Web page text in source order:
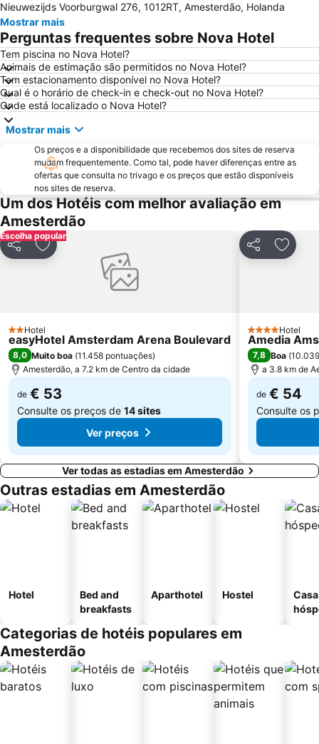
Anne Frank Museum
Utrecht Centraal Station
Sloterdijk
Leidseplein
Van Gogh Museum
Oud-Zuid
Jaarbeurs Utrecht
Haven Amsterdam
Stadium Galgenwaard
Cruzeiros Internacionais pelos Canais da Holanda
Grachtengordel
Amsterdam Museum
Noord
Zandvoort Beach
Oud-West
Oost
Bijlmer ArenA Metro Station
Zaanse Schans
Mercado das flores
Haarlemmerstraat
De Wallen - o Bairro da Luz Vermelha
Geuzenveld-Slotermeer
Zuidoost
Hoofddorp center
Bloemencorso Bollenstreek
Madame Tussauds Amsterdam
Mercatorplein Metro Station
Melkweg
Seventeenth-century canal ring area of Amsterdam inside the Singelgracht
Nieuwezijds Voorburgwal 276, 1012RT, Amesterdão, Holanda
Mostrar mais
Perguntas frequentes sobre Nova Hotel
Tem piscina no Nova Hotel?
Animais de estimação são permitidos no Nova Hotel?
Tem estacionamento disponível no Nova Hotel?
Qual é o horário de check-in e check-out no Nova Hotel?
Onde está localizado o Nova Hotel?
Mostrar mais
Os preços e a disponibilidade que recebemos dos sites de reserva
mudam frequentemente. Como tal, pode haver diferenças entre as
ofertas que consulta no trivago e os preços que estão disponíveis
nos sites de reserva.
Um dos Hotéis com melhor avaliação em
Amesterdão
Escolha popular
PartilharAdicionar aos favoritos
2 Estrelas
Hotel
easyHotel Amsterdam Arena Boulevard
8,0 Muito boa (11.458 pontuações)
Amesterdão, a 7.2 km de Centro da cidade
de € 53
Consulte os preços de 14 sites
Ver preços
Partilhar
4 Estrelas
Hotel
Amedia
7,8 Boa (
a 3.8 km de
de € 54
Consulte os
Ver todas as estadias em Amesterdão
Outras estadias em Amesterdão
Hotel
Bed and
breakfasts
Aparthotel Hostel
Categorias de hotéis populares em
Amesterdão